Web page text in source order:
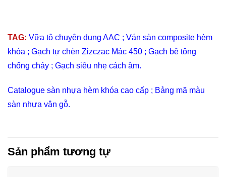
TAG: Vữa tô chuyên dụng AAC ; Ván sàn composite hèm
khóa ; Gạch tự chèn Zizczac Mác 450 ; Gạch bê tông
chống cháy ; Gạch siêu nhẹ cách âm.
Catalogue sàn nhựa hèm khóa cao cấp ; Bảng mã màu
sàn nhựa vân gỗ.
Sản phẩm tương tự